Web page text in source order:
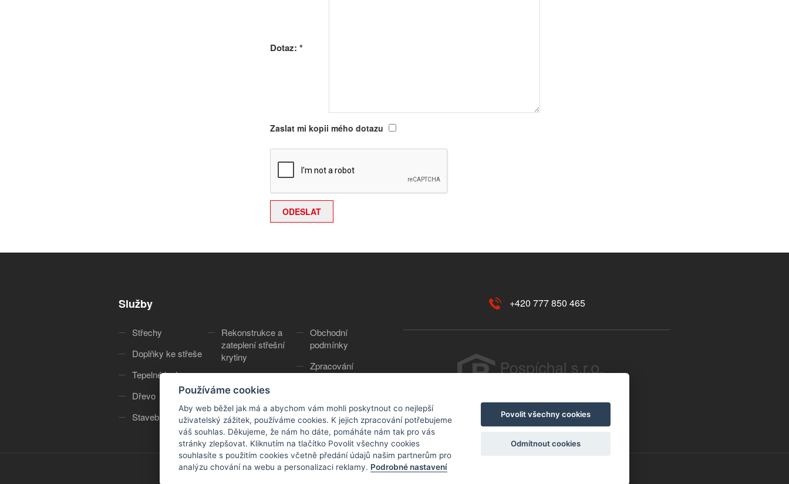
Dotaz: *
Zaslat mi kopii mého dotazu
Služby
Střechy
Doplňky ke střeše
Tepelné izolace
Dřevo
Stavebniny
Rekonstrukce a
zateplení střešní
krytiny
Kontakt
Obchodní
podmínky
Zpracování
+420 777 850 465
Používáme cookies
Aby web běžel jak má a abychom vám mohli poskytnout co nejlepší
uživatelský zážitek, používáme cookies. K jejich zpracování potřebujeme
váš souhlas. Děkujeme, že nám ho dáte, pomáháte nám tak pro vás
stránky zlepšovat. Kliknutím na tlačítko Povolit všechny cookies
souhlasíte s použitím cookies včetně předání údajů našim partnerům pro
analýzu chování na webu a personalizaci reklamy. Podrobné nastavení
Povolit všechny cookies
Odmítnout cookies